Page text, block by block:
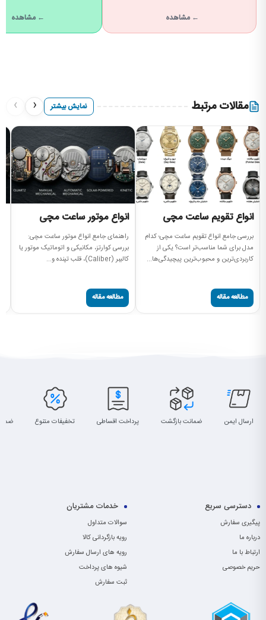
← مشاهده ← مشاهده
مقالات مرتبط نمایش بیشتر ‹
›
انواع تقویم ساعت مچی
بررسی جامع انواع تقویم ساعت مچی؛ کدام
مدل برای شما مناسب‌تر است؟ یکی از
کاربردی‌ترین و محبوب‌ترین پیچیدگی‌ها...
مطالعه مقاله
انواع موتور ساعت مچی
راهنمای جامع انواع موتور ساعت مچی:
بررسی کوارتز، مکانیکی و اتوماتیک موتور یا
کالیبر (Caliber)، قلب تپنده و...
مطالعه مقاله
ارسال ایمن ضمانت بازگشت پرداخت اقساطی تخفیفات متنوع
دسترسی سریع
پیگیری سفارش
درباره ما
ارتباط با ما
حریم خصوصی
خدمات مشتریان
سوالات متداول
رویه بازگردانی کالا
رویه های ارسال سفارش
شیوه های پرداخت
ثبت سفارش